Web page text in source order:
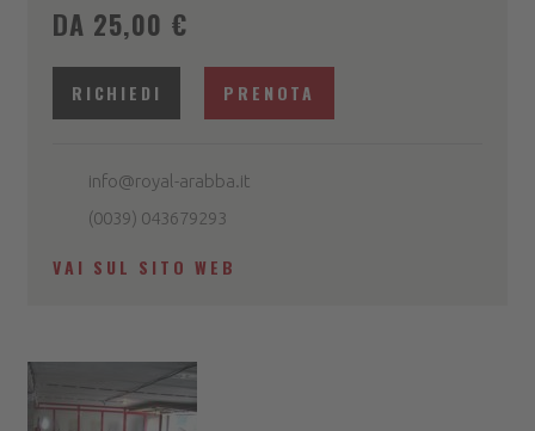
DA 25,00 €
RICHIEDI PRENOTA
info@royal-arabba.it
(0039) 043679293
VAI SUL SITO WEB